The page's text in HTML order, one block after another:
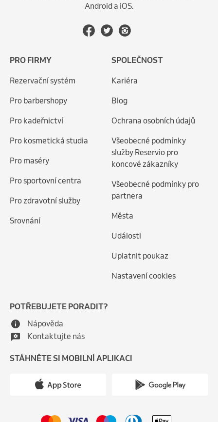
Android a iOS.
PRO FIRMY
Rezervační systém
Pro barbershopy
Pro kadeřnictví
Pro kosmetická studia
Pro maséry
Pro sportovní centra
Pro zdravotní služby
Srovnání
SPOLEČNOST
Kariéra
Blog
Ochrana osobních údajů
Všeobecné podmínky
služby Reservio pro
koncové zákazníky
Všeobecné podmínky pro
partnera
Města
Události
Uplatnit poukaz
Nastavení cookies
POTŘEBUJETE PORADIT?
Nápověda
Kontaktujte nás
STÁHNĚTE SI MOBILNÍ APLIKACI